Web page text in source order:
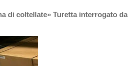
di coltellate» Turetta interrogato da